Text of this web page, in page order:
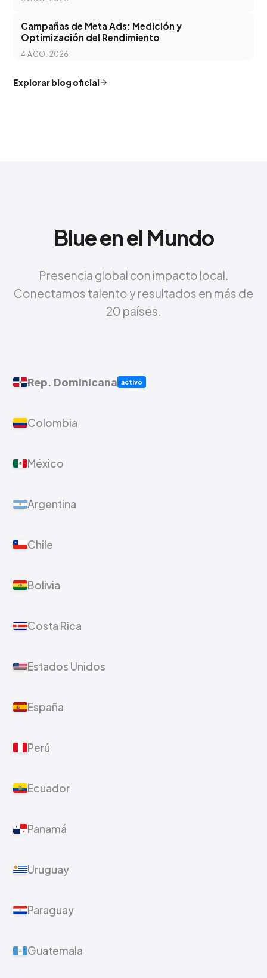
Campañas de Meta Ads: Medición y
Optimización del Rendimiento
4 AGO. 2026
Explorar blog oficial
Blue en el Mundo
Presencia global con impacto local.
Conectamos talento y resultados en más de
20 países.
Rep. Dominicana activo
Colombia
México
Argentina
Chile
Bolivia
Costa Rica
Estados Unidos
España
Perú
Ecuador
Panamá
Uruguay
Paraguay
Guatemala